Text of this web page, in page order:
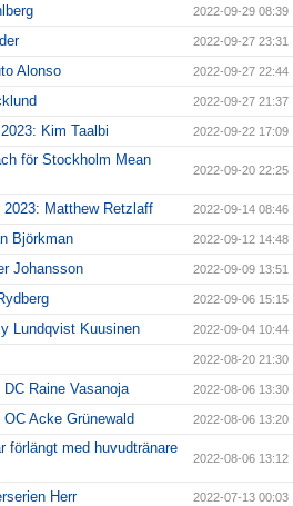
2022-09-29 08:39
2022-09-27 23:31
Alonso 2022-09-27 22:44
2022-09-27 21:37
Kim Taalbi 2022-09-22 17:09
för Stockholm Mean
2022-09-20 22:25
Matthew Retzlaff 2022-09-14 08:46
Björkman 2022-09-12 14:48
Johansson 2022-09-09 13:51
2022-09-06 15:15
Lundqvist Kuusinen 2022-09-04 10:44
2022-08-20 21:30
Raine Vasanoja 2022-08-06 13:30
Acke Grünewald 2022-08-06 13:20
förlängt med huvudtränare
2022-08-06 13:12
Herr 2022-07-13 00:03